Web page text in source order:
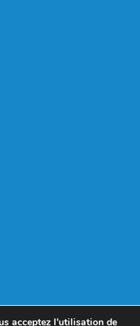
acceptez l'utilisation de